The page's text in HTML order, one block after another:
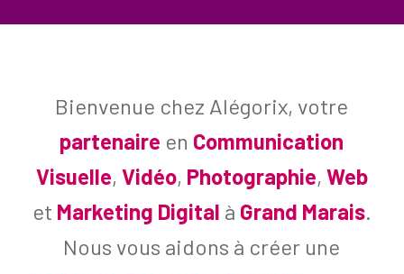
Bienvenue chez Alégorix, votre
partenaire en Communication
Visuelle, Vidéo, Photographie, Web
et Marketing Digital à Grand Marais.
Nous vous aidons à créer une